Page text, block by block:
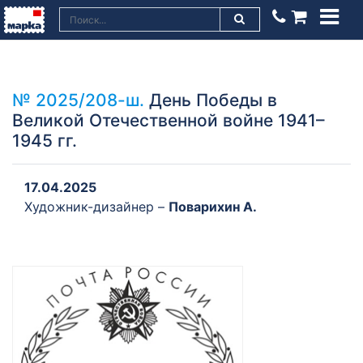
№ 2025/208-ш. День Победы в
Великой Отечественной войне 1941–
1945 гг.
17.04.2025
Художник-дизайнер – Поварихин А.